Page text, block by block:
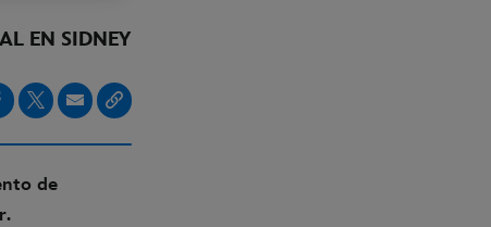
EN SIDNEY
de